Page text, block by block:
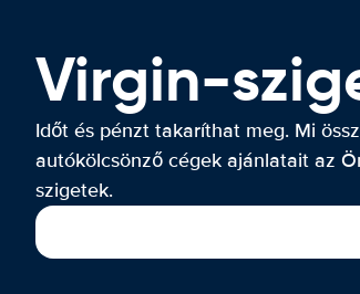
Virgin-
Időt és pénzt takaríthat meg. Mi
autókölcsönző cégek ajánlatait az
szigetek.